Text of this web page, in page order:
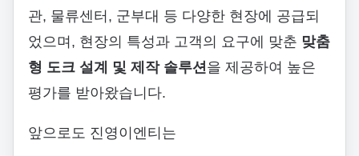
관, 물류센터, 군부대 등 다양한 현장에 공급되
었으며, 현장의 특성과 고객의 요구에 맞춘 맞춤
형 도크 설계 및 제작 솔루션을 제공하여 높은
평가를 받아왔습니다.
앞으로도 진영이엔티는